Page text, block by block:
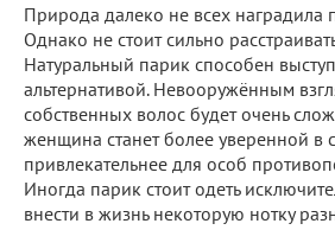
Природа далеко не всех
Однако не стоит сильно
Натуральный парик способен
альтернативой. Невооружённым
собственных волос будет очень
женщина станет более уверенной в
привлекательнее для особ
Иногда парик стоит одеть
внести в жизнь некоторую нотку